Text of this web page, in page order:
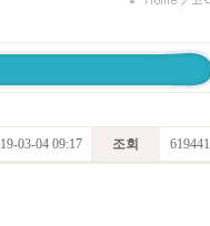
19-03-04 09:17 조회 619441